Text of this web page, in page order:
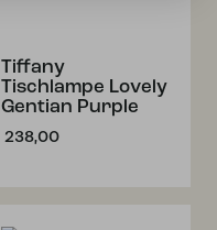
Tiffany
Tischlampe Lovely
Gentian Purple
238,00